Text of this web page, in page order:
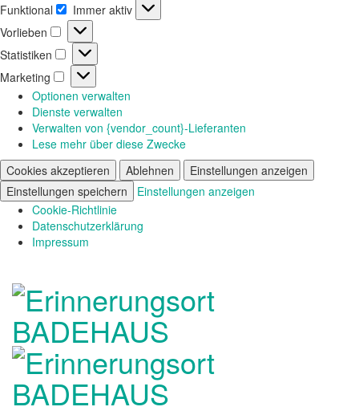
Funktional
Funktional
Immer aktiv
Vorlieben
Vorlieben
Statistiken
Statistiken
Marketing
Marketing
Optionen verwalten
Dienste verwalten
Verwalten von {vendor_count}-Lieferanten
Lese mehr über diese Zwecke
Cookies akzeptieren
Ablehnen
Einstellungen anzeigen
Einstellungen speichern
Einstellungen anzeigen
Cookie-Richtlinie
Datenschutzerklärung
Impressum